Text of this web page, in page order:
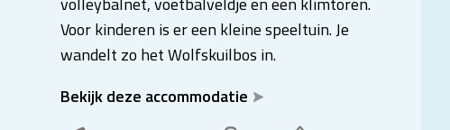
Voor kinderen is er een kleine speeltuin. Je
wandelt zo het Wolfskuilbos in.
Bekijk deze accommodatie